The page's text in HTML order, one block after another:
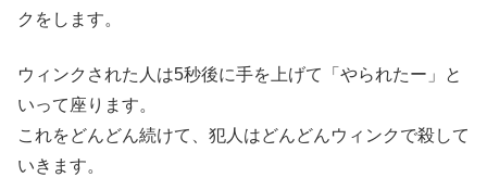
クをします。
ウィンクされた人は5秒後に手を上げて「やられたー」と
いって座ります。
これをどんどん続けて、犯人はどんどんウィンクで殺して
いきます。